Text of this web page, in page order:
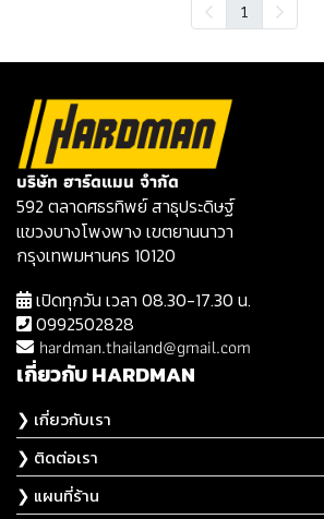
1
บริษัท ฮาร์ดแมน จำกัด
592 ตลาดศธรทิพย์ สาธุประดิษฐ์
แขวงบางโพงพาง เขตยานนาวา
กรุงเทพมหานคร 10120
เปิดทุกวัน เวลา 08.30-17.30 น.
0992502828
hardman.thailand@gmail.com
เกี่ยวกับ HARDMAN
❯ เกี่ยวกับเรา
❯ ติดต่อเรา
❯ แผนที่ร้าน